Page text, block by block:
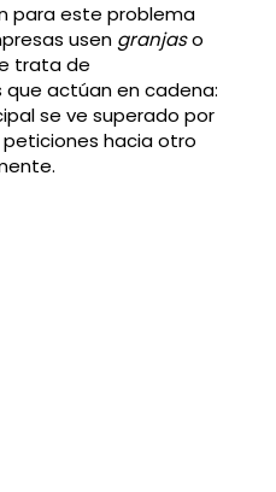
para este problema
usen granjaso
trata de
actúan en cadena:
se ve superado por
hacia otro